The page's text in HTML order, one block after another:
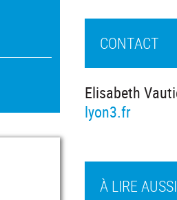
À LIRE AUSSI
CONTACT
Elisabeth
lyon3.fr